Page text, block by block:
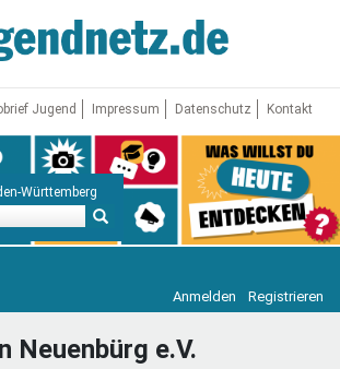
Jugend Impressum Datenschutz Kontakt
Württemberg
Anmelden Registrieren
Neuenbürg e.V.